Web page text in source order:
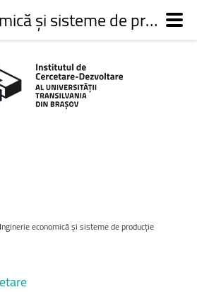
Inginerie economică și sisteme de producție
Inginerie economică și sisteme de producție